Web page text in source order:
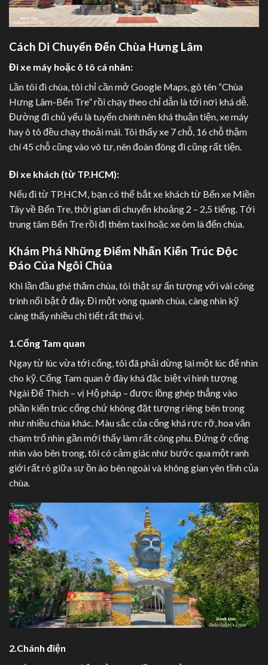
Cách Di Chuyển Đến Chùa Hưng Lâm
Đi xe máy hoặc ô tô cá nhân:
Lần tôi đi chùa, tôi chỉ cần mở Google Maps, gõ tên “Chùa
Hưng Lâm-Bến Tre” rồi chạy theo chỉ dẫn là tới nơi khá dễ.
Đường đi chủ yếu là tuyến chính nên khá thuận tiện, xe máy
hay ô tô đều chạy thoải mái. Tôi thấy xe 7 chỗ, 16 chỗ thậm
chí 45 chỗ cũng vào vô tư, nên đoàn đông đi cũng rất tiện.
Đi xe khách (từ TP.HCM):
Nếu đi từ TP.HCM, bạn có thể bắt xe khách từ Bến xe Miền
Tây về Bến Tre, thời gian di chuyển khoảng 2 – 2,5 tiếng. Tới
trung tâm Bến Tre rồi đi thêm taxi hoặc xe ôm là đến chùa.
Khám Phá Những Điểm Nhấn Kiến Trúc Độc
Đáo Của Ngôi Chùa
Khi lần đầu ghé thăm chùa, tôi thật sự ấn tượng với vài công
trình nổi bật ở đây. Đi một vòng quanh chùa, càng nhìn kỹ
càng thấy nhiều chi tiết rất thú vị.
1.Cổng Tam quan
Ngay từ lúc vừa tới cổng, tôi đã phải dừng lại một lúc để nhìn
cho kỹ. Cổng Tam quan ở đây khá đặc biệt vì hình tượng
Ngài Đế Thích – vị Hộ pháp – được lồng ghép thẳng vào
phần kiến trúc cổng chứ không đặt tượng riêng bên trong
như nhiều chùa khác. Màu sắc của cổng khá rực rỡ, hoa văn
chạm trổ nhìn gần mới thấy làm rất công phu. Đứng ở cổng
nhìn vào bên trong, tôi có cảm giác như bước qua một ranh
giới rất rõ giữa sự ồn ào bên ngoài và không gian yên tĩnh của
chùa.
2.Chánh điện